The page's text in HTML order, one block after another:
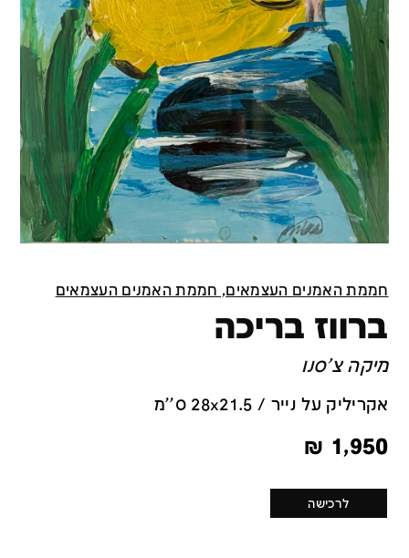
חממת האמנים העצמאים, חממת האמנים העצמאים
ברווז בריכה
מיקה צ'סנו
אקריליק על נייר / 28x21.5 ס''מ
1,950
₪
לרכישה